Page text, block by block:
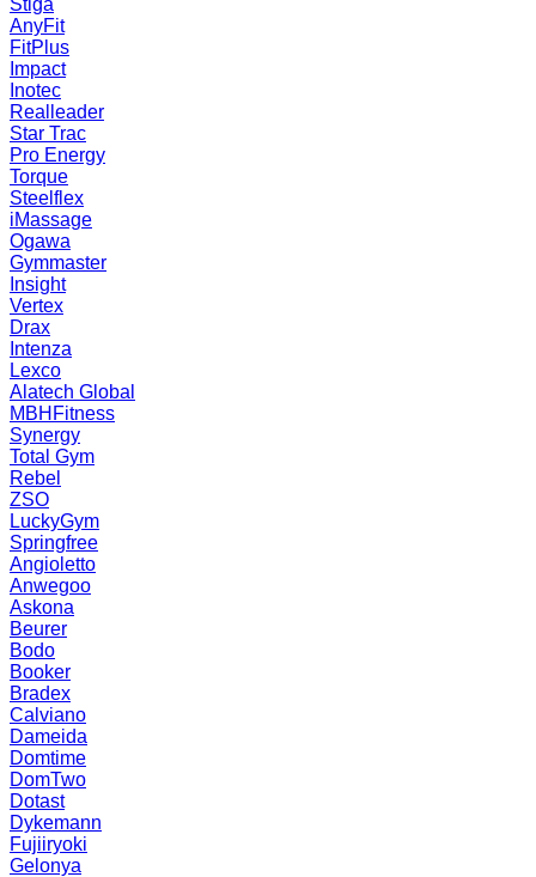
Stiga
AnyFit
FitPlus
Impact
Inotec
Realleader
Star Trac
Pro Energy
Torque
Steelflex
iMassage
Ogawa
Gymmaster
Insight
Vertex
Drax
Intenza
Lexco
Alatech Global
MBHFitness
Synergy
Total Gym
Rebel
ZSO
LuckyGym
Springfree
Angioletto
Anwegoo
Askona
Beurer
Bodo
Booker
Bradex
Calviano
Dameida
Domtime
DomTwo
Dotast
Dykemann
Fujiiryoki
Gelonya